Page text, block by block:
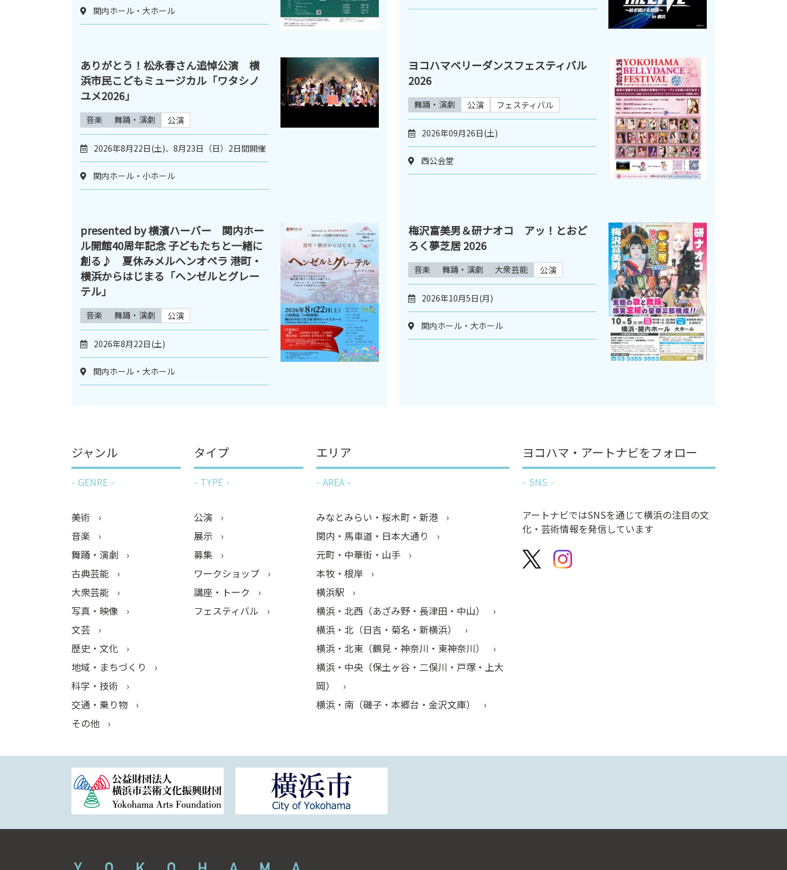
関内ホール・大ホール
ありがとう！松永春さん追悼公演 横
浜市民こどもミュージカル「ワタシノ
ユメ2026」
音楽 舞踊・演劇 公演
2026年8月22日(土)、8月23日（日）2日間開催
関内ホール・小ホール
ヨコハマベリーダンスフェスティバル
2026
舞踊・演劇 公演 フェスティバル
2026年09月26日(土)
西公会堂
presented by 横濱ハーバー 関内ホー
ル開館40周年記念 子どもたちと一緒に
創る♪ 夏休みメルヘンオペラ 港町・
横浜からはじまる「ヘンゼルとグレー
テル」
音楽 舞踊・演劇 公演
2026年8月22日(土)
関内ホール・大ホール
梅沢富美男＆研ナオコ アッ！とおど
ろく夢芝居 2026
音楽 舞踊・演劇 大衆芸能 公演
2026年10月5日(月)
関内ホール・大ホール
ジャンル
GENRE
美術
音楽
舞踊・演劇
古典芸能
大衆芸能
写真・映像
文芸
歴史・文化
地域・まちづくり
科学・技術
交通・乗り物
その他
タイプ
TYPE
公演
展示
募集
ワークショップ
講座・トーク
フェスティバル
エリア
AREA
みなとみらい・桜木町・新港
関内・馬車道・日本大通り
元町・中華街・山手
本牧・根岸
横浜駅
横浜・北西（あざみ野・長津田・中山）
横浜・北（日吉・菊名・新横浜）
横浜・北東（鶴見・神奈川・東神奈川）
横浜・中央（保土ヶ谷・二俣川・戸塚・上大
岡）
横浜・南（磯子・本郷台・金沢文庫）
ヨコハマ・アートナビをフォロー
SNS
アートナビではSNSを通じて横浜の注目の文
化・芸術情報を発信しています